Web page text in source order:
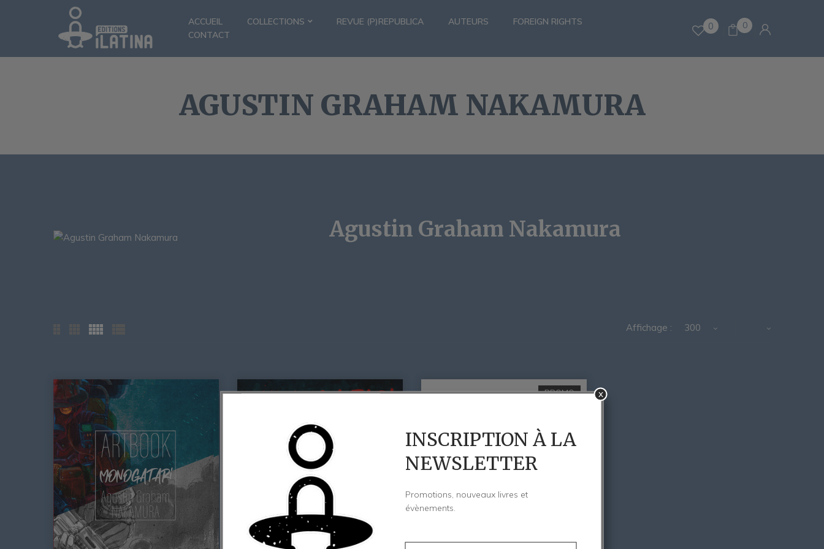
ACCUEIL COLLECTIONS REVUE (P)REPUBLICA AUTEURS
FOREIGN RIGHTS
CONTACT
0 0
AGUSTIN GRAHAM NAKAMURA
Agustin Graham Nakamura
Affichage : 300
PROMO x
INSCRIPTION À LA
NEWSLETTER
Promotions, nouveaux livres et
évènements.